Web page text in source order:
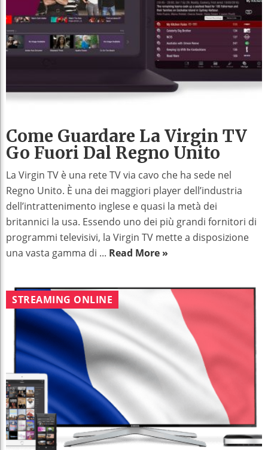
Come Guardare La Virgin TV
Go Fuori Dal Regno Unito
La Virgin TV è una rete TV via cavo che ha sede nel
Regno Unito. È una dei maggiori player dell’industria
dell’intrattenimento inglese e quasi la metà dei
britannici la usa. Essendo uno dei più grandi fornitori di
programmi televisivi, la Virgin TV mette a disposizione
una vasta gamma di ... Read More »
STREAMING ONLINE